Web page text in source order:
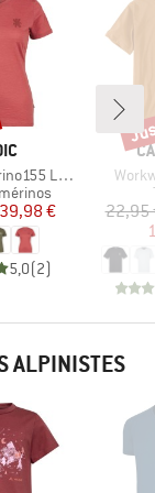
Shirt Daisy Flower
réduit
39,98 €
5,0(2)
Article
22,95
ALPINISTES